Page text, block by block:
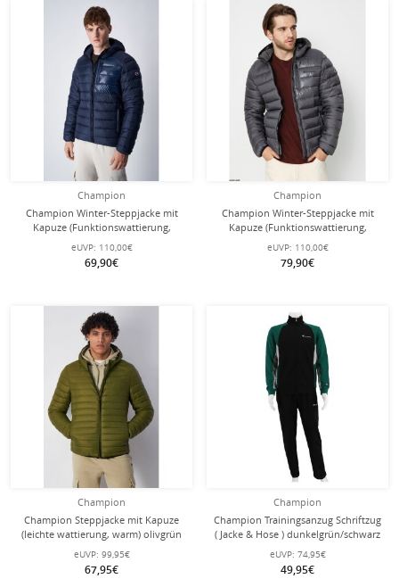
Champion
Champion Winter-Steppjacke mit
Kapuze (Funktionswattierung,
leicht, warm) navyblau Herren
eUVP: 110,00€
69,90€
Champion
Champion Winter-Steppjacke mit
Kapuze (Funktionswattierung,
leicht, warm) dunkelgrau Herren
eUVP: 110,00€
79,90€
Champion
Champion Steppjacke mit Kapuze
(leichte wattierung, warm) olivgrün
Herren
eUVP: 99,95€
67,95€
Champion
Champion Trainingsanzug Schriftzug
( Jacke & Hose ) dunkelgrün/schwarz
Herren
eUVP: 74,95€
49,95€